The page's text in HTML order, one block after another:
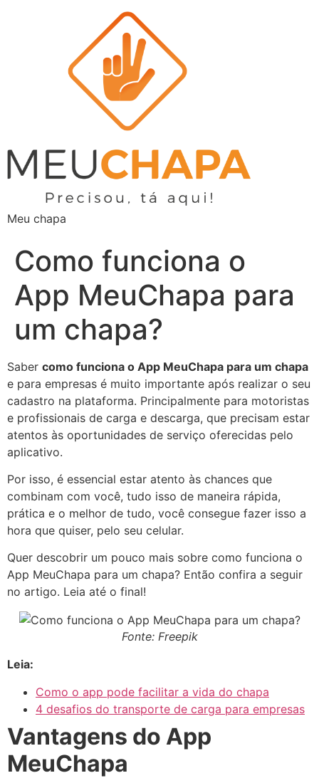
Meu chapa
Como funciona o
App MeuChapa para
um chapa?
Saber como funciona o App MeuChapa para um chapa
e para empresas é muito importante após realizar o seu
cadastro na plataforma. Principalmente para motoristas
e profissionais de carga e descarga, que precisam estar
atentos às oportunidades de serviço oferecidas pelo
aplicativo.
Por isso, é essencial estar atento às chances que
combinam com você, tudo isso de maneira rápida,
prática e o melhor de tudo, você consegue fazer isso a
hora que quiser, pelo seu celular.
Quer descobrir um pouco mais sobre como funciona o
App MeuChapa para um chapa? Então confira a seguir
no artigo. Leia até o final!
Fonte: Freepik
Leia:
Como o app pode facilitar a vida do chapa
4 desafios do transporte de carga para empresas
Vantagens do App
MeuChapa